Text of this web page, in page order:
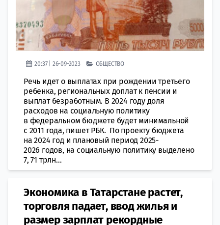
20:37 | 26-09-2023 ОБЩЕСТВО
Речь идет о выплатах при рождении третьего
ребенка, региональных доплат к пенсии и
выплат безработным. В 2024 году доля
расходов на социальную политику
в федеральном бюджете будет минимальной
с 2011 года, пишет РБК. По проекту бюджета
на 2024 год и плановый период 2025-
2026 годов, на социальную политику выделено
7, 71 трлн...
Экономика в Татарстане растет,
торговля падает, ввод жилья и
размер зарплат рекордные